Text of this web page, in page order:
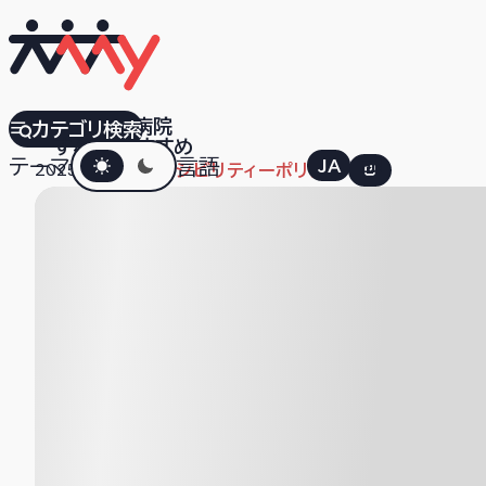
すべておすすめ
テーマダークモード言語 JA EN
カテゴリ検索
オスロ大学病院
2025.12.02 アクセシビリティーポリシー